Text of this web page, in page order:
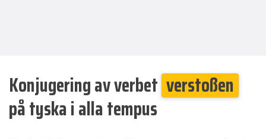
Konjugering av verbet verstoßen
på tyska i alla tempus